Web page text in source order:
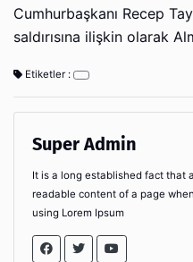
Cumhurbaşkanı Recep
saldırısına ilişkin olarak
Etiketler :
Super Admin
It is a long established fact that
readable content of a page
using Lorem Ipsum